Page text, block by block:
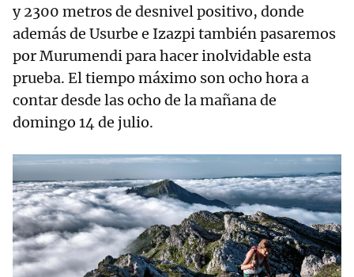
y 2300 metros de desnivel positivo, donde
además de Usurbe e Izazpi también pasaremos
por Murumendi para hacer inolvidable esta
prueba. El tiempo máximo son ocho hora a
contar desde las ocho de la mañana de
domingo 14 de julio.